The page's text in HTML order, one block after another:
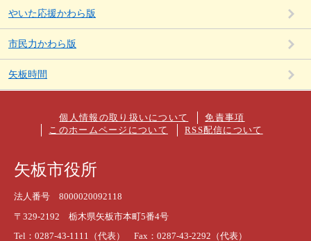
やいた応援かわら版
市民力かわら版
矢板時間
個人情報の取り扱いについて
免責事項
このホームページについて
RSS配信について
矢板市役所
法人番号 8000020092118
〒329-2192 栃木県矢板市本町5番4号
Tel：0287-43-1111（代表） Fax：0287-43-2292（代表）